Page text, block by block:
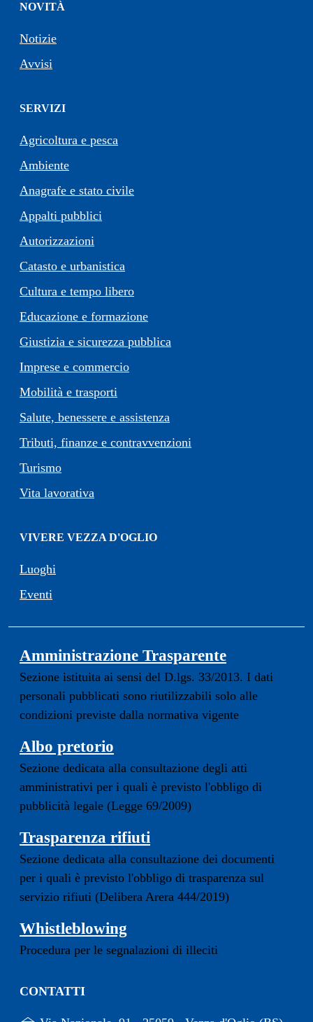
NOVITÀ
Notizie
Avvisi
SERVIZI
Agricoltura e pesca
Ambiente
Anagrafe e stato civile
Appalti pubblici
Autorizzazioni
Catasto e urbanistica
Cultura e tempo libero
Educazione e formazione
Giustizia e sicurezza pubblica
Imprese e commercio
Mobilità e trasporti
Salute, benessere e assistenza
Tributi, finanze e contravvenzioni
Turismo
Vita lavorativa
VIVERE VEZZA D'OGLIO
Luoghi
Eventi
Amministrazione Trasparente
Sezione istituita ai sensi del D.lgs. 33/2013. I dati
personali pubblicati sono riutilizzabili solo alle
condizioni previste dalla normativa vigente
Albo pretorio
Sezione dedicata alla consultazione degli atti
amministrativi per i quali è previsto l'obbligo di
pubblicità legale (Legge 69/2009)
Trasparenza rifiuti
Sezione dedicata alla consultazione dei documenti
per i quali è previsto l'obbligo di trasparenza sul
servizio rifiuti (Delibera Arera 444/2019)
Whistleblowing
Procedura per le segnalazioni di illeciti
CONTATTI